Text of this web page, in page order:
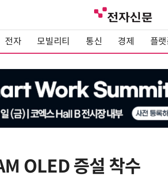
전자 모빌리티 통신 경제 플
OLED 증설 착수